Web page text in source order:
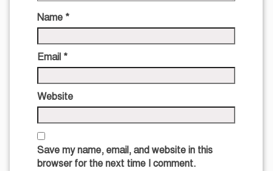
Name *
Email *
Website
Save my name, email, and website in this
browser for the next time I comment.